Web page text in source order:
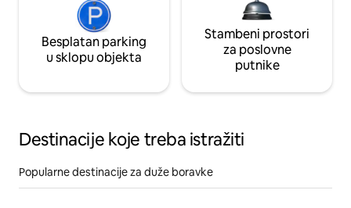
Besplatan parking
u sklopu objekta
Stambeni prostori
za poslovne
putnike
Destinacije koje treba istražiti
Popularne destinacije za duže boravke